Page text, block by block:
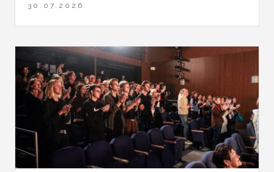
30.07.2026